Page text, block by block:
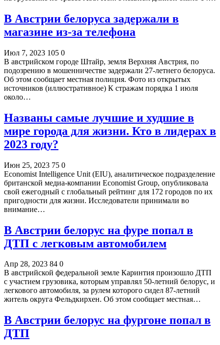
В Австрии белоруса задержали в
магазине из-за телефона
Июл 7, 2023 105 0
В австрийском городе Штайр, земля Верхняя Австрия, по
подозрению в мошенничестве задержали 27-летнего белоруса.
Об этом сообщает местная полиция. Фото из открытых
источников (иллюстративное) К стражам порядка 1 июля
около…
Названы самые лучшие и худшие в
мире города для жизни. Кто в лидерах в
2023 году?
Июн 25, 2023 75 0
Economist Intelligence Unit (EIU), аналитическое подразделение
британской медиа-компании Economist Group, опубликовала
свой ежегодный с глобальный рейтинг для 172 городов по их
пригодности для жизни. Исследователи принимали во
внимание…
В Австрии белорус на фуре попал в
ДТП с легковым автомобилем
Апр 28, 2023 84 0
В австрийской федеральной земле Каринтия произошло ДТП
с участием грузовика, которым управлял 50-летний белорус, и
легкового автомобиля, за рулем которого сидел 87-летний
житель округа Фельдкирхен. Об этом сообщает местная…
В Австрии белорус на фургоне попал в
ДТП